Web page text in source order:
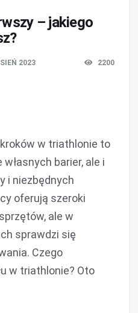
– jakiego
2023 2200
w triathlonie to
barier, ale i
i niezbędnych
oferują szeroki
ale w
sprawdzi się
Czego
w triathlonie? Oto